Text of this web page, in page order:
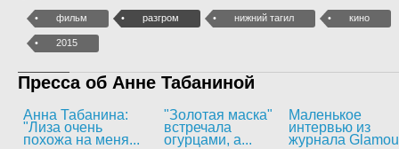
фильм разгром нижний тагил кино
2015
Пресса об Анне Табаниной
Анна Табанина:
"Лиза очень
похожа на меня...
"Золотая маска"
встречала
огурцами, а...
Маленькое
интервью из
журнала